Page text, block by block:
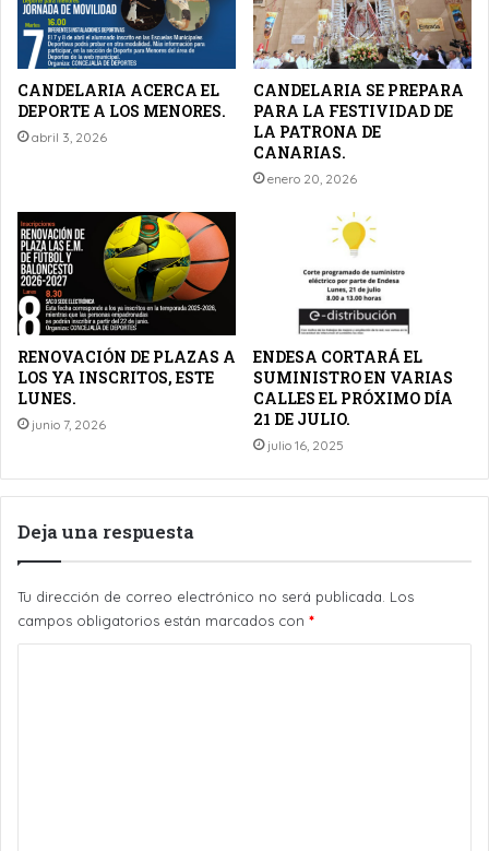
CANDELARIA ACERCA EL
DEPORTE A LOS MENORES.
abril 3, 2026
CANDELARIA SE PREPARA
PARA LA FESTIVIDAD DE
LA PATRONA DE
CANARIAS.
enero 20, 2026
RENOVACIÓN DE PLAZAS A
LOS YA INSCRITOS, ESTE
LUNES.
junio 7, 2026
ENDESA CORTARÁ EL
SUMINISTRO EN VARIAS
CALLES EL PRÓXIMO DÍA
21 DE JULIO.
julio 16, 2025
Deja una respuesta
Tu dirección de correo electrónico no será publicada. Los
campos obligatorios están marcados con *